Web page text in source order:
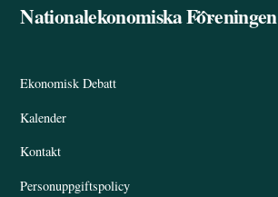
Back
Nationalekonomiska Föreningen
Ekonomisk Debatt
Kalender
Kontakt
Personuppgiftspolicy